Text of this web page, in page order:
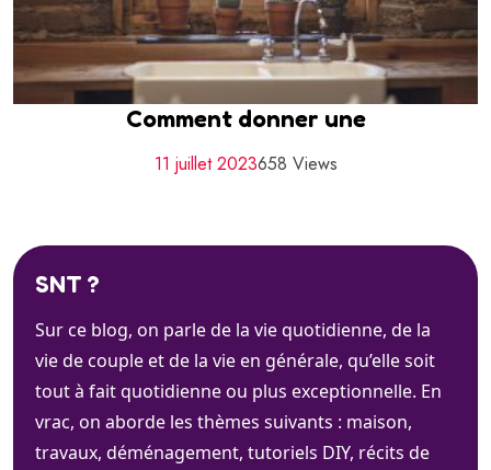
Comment donner une
11 juillet 2023658 Views
SNT ?
Sur ce blog, on parle de la vie quotidienne, de la
vie de couple et de la vie en générale, qu’elle soit
tout à fait quotidienne ou plus exceptionnelle. En
vrac, on aborde les thèmes suivants : maison,
travaux, déménagement, tutoriels DIY, récits de